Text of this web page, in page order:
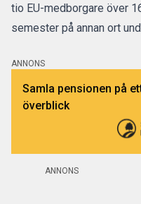
tio EU-medborgare över
semester på annan ort
ANNONS
Samla pensionen på
överblick
ANNONS